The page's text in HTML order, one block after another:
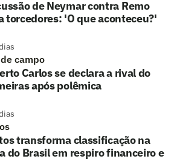
de Neymar contra Remo
torcedores: 'O que aconteceu?'
campo
Carlos se declara a rival do
após polêmica
transforma classificação na
do Brasil em respiro financeiro e